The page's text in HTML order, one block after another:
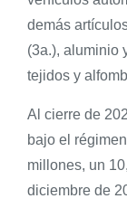
demás
(3a.), aluminio
tejidos y
Al cierre de
bajo el
millones, un
diciembre de